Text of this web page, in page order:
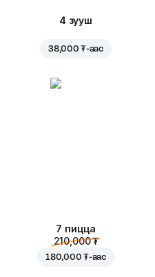
4 зууш
38,000 ₮-аас
7 пицца
210,000 ₮
180,000 ₮-аас